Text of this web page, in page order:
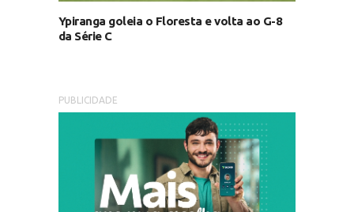
Ypiranga goleia o Floresta e volta ao G-8
da Série C
PUBLICIDADE